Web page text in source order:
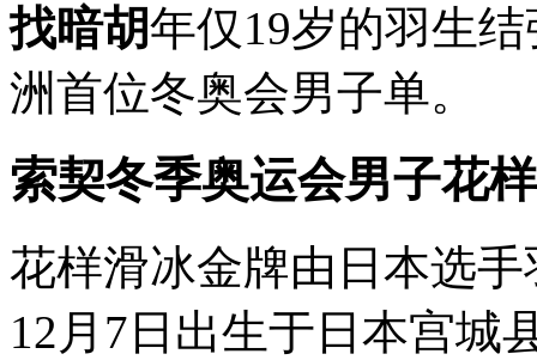
找暗胡年仅19岁的羽生
洲首位冬奥会男子单。
索契冬季奥运会男子花
花样滑冰金牌由日本选
12月7日出生于日本宫城